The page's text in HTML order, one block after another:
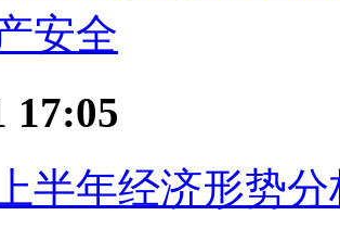
安全
17:05
半年经济形势